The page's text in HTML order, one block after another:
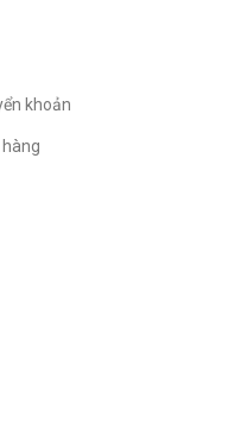
khoản